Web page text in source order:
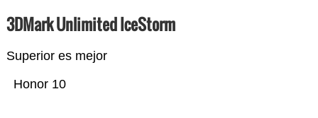
3DMark Unlimited IceStorm
Superior es mejor
Honor 10